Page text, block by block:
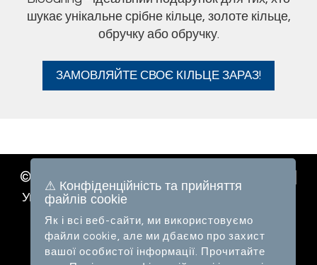
шукає унікальне срібне кільце, золоте кільце,
обручку або обручку.
ЗАМОВЛЯЙТЕ СВОЄ КІЛЬЦЕ ЗАРАЗ!
© 2026 Bloodring| Політика конфіденційності
Умови користування Плата за доставку
сайт від: GGWebsite.com
ДОДОМУ КІЛЬЦЕ ПРО НАС
⚠ Конфіденційність та прийняття
файлів cookie
Як і всі веб-сайти, ми використовуємо
файли cookie, але ми дбаємо про захист
вашої особистої інформації. Прочитайте